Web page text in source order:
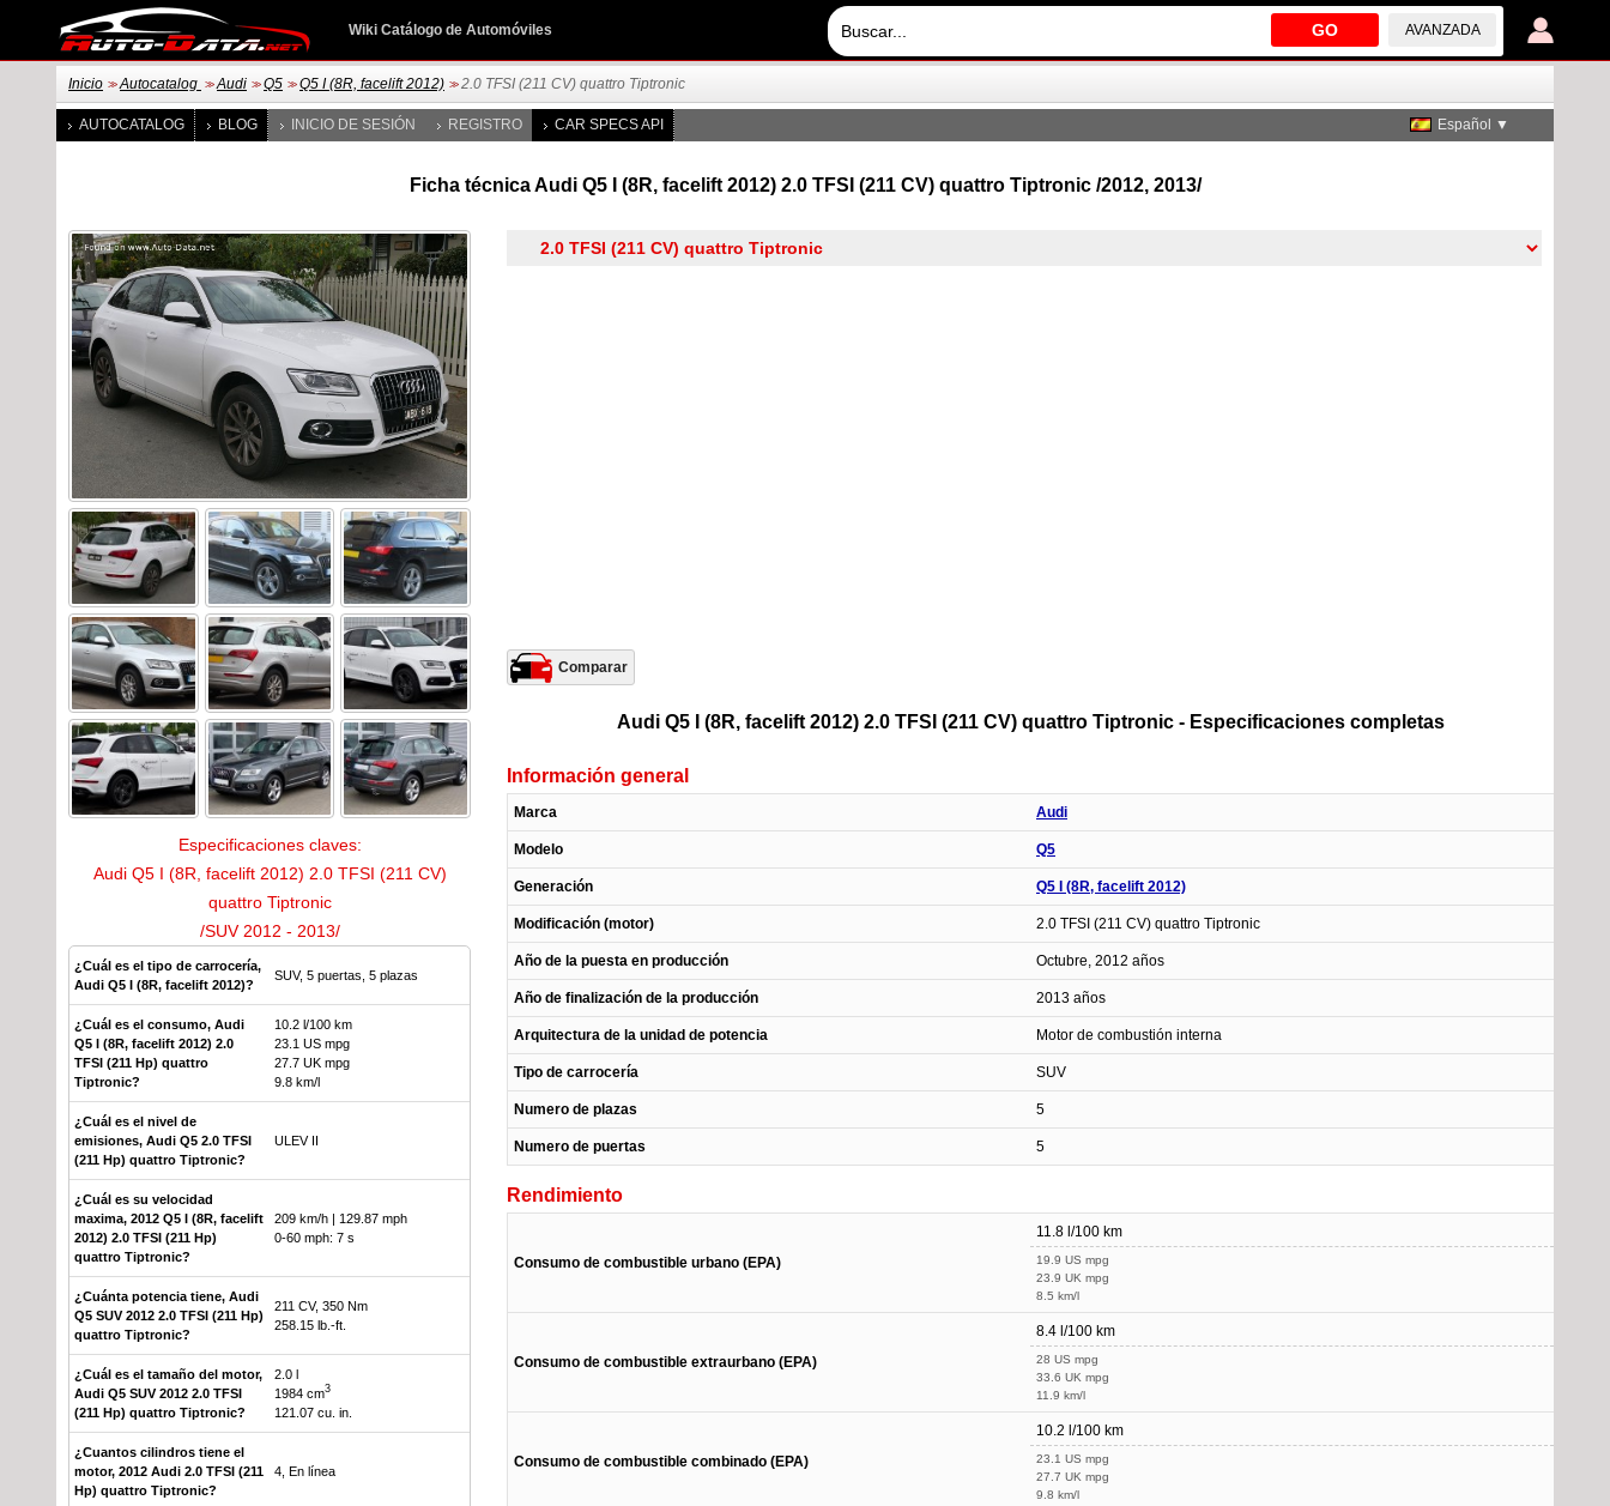
GO AVANZADA
Wiki Catálogo de Automóviles
Inicio >> Autocatalog >> Audi >> Q5 >> Q5 I (8R, facelift 2012) >> 2.0 TFSI (211 CV) quattro Tiptronic
AUTOCATALOG BLOG INICIO DE SESIÓN REGISTRO CAR SPECS API Español ▼
Ficha técnica Audi Q5 I (8R, facelift 2012) 2.0 TFSI (211 CV) quattro Tiptronic /2012, 2013/
Especificaciones claves:
Audi Q5 I (8R, facelift 2012) 2.0 TFSI (211 CV)
quattro Tiptronic
/SUV 2012 - 2013/
¿Cuál es el tipo de carrocería,
Audi Q5 I (8R, facelift 2012)?
SUV, 5 puertas, 5 plazas
¿Cuál es el consumo, Audi
Q5 I (8R, facelift 2012) 2.0
TFSI (211 Hp) quattro
Tiptronic?
10.2 l/100 km
23.1 US mpg
27.7 UK mpg
9.8 km/l
¿Cuál es el nivel de
emisiones, Audi Q5 2.0 TFSI
(211 Hp) quattro Tiptronic?
ULEV II
¿Cuál es su velocidad
maxima, 2012 Q5 I (8R, facelift
2012) 2.0 TFSI (211 Hp)
quattro Tiptronic?
209 km/h | 129.87 mph
0-60 mph: 7 s
¿Cuánta potencia tiene, Audi
Q5 SUV 2012 2.0 TFSI (211 Hp)
quattro Tiptronic?
211 CV, 350 Nm
258.15 lb.-ft.
¿Cuál es el tamaño del motor,
Audi Q5 SUV 2012 2.0 TFSI
(211 Hp) quattro Tiptronic?
2.0 l
1984 cm3
121.07 cu. in.
¿Cuantos cilindros tiene el
motor, 2012 Audi 2.0 TFSI (211
Hp) quattro Tiptronic?
4, En línea
Comparar
Audi Q5 I (8R, facelift 2012) 2.0 TFSI (211 CV) quattro Tiptronic - Especificaciones completas
Información general
Marca Audi
Modelo Q5
Generación Q5 I (8R, facelift 2012)
Modificación (motor) 2.0 TFSI (211 CV) quattro Tiptronic
Año de la puesta en producción Octubre, 2012 años
Año de finalización de la producción 2013 años
Arquitectura de la unidad de potencia Motor de combustión interna
Tipo de carrocería SUV
Numero de plazas 5
Numero de puertas 5
Rendimiento
Consumo de combustible urbano (EPA)
11.8 l/100 km
19.9 US mpg
23.9 UK mpg
8.5 km/l
Consumo de combustible extraurbano (EPA)
8.4 l/100 km
28 US mpg
33.6 UK mpg
11.9 km/l
Consumo de combustible combinado (EPA)
10.2 l/100 km
23.1 US mpg
27.7 UK mpg
9.8 km/l